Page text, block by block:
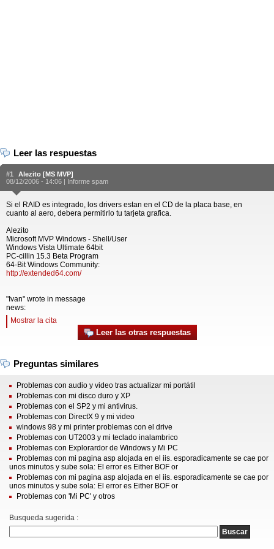
Leer las respuestas
#1
Alezito [MS MVP]
08/12/2006 - 14:06 | Informe spam
Si el RAID es integrado, los drivers estan en el CD de la placa base, en
cuanto al aero, debera permitirlo tu tarjeta grafica.
Alezito
Microsoft MVP Windows - Shell/User
Windows Vista Ultimate 64bit
PC-cillin 15.3 Beta Program
64-Bit Windows Community:
http://extended64.com/
"Ivan" wrote in message
news:
Mostrar la cita
Leer las otras respuestas
Preguntas similares
Problemas con audio y video tras actualizar mi portátil
Problemas con mi disco duro y XP
Problemas con el SP2 y mi antivirus.
Problemas con DirectX 9 y mi video
windows 98 y mi printer problemas con el drive
Problemas con UT2003 y mi teclado inalambrico
Problemas con Explorardor de Windows y Mi PC
Problemas con mi pagina asp alojada en el iis. esporadicamente se cae por
unos minutos y sube sola: El error es Either BOF or
Problemas con mi pagina asp alojada en el iis. esporadicamente se cae por
unos minutos y sube sola: El error es Either BOF or
Problemas con 'Mi PC' y otros
Busqueda sugerida :